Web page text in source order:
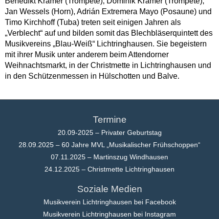
Jan Wessels (Horn), Adrián Extremera Mayo (Posaune) und
Timo Kirchhoff (Tuba) treten seit einigen Jahren als
„Verblecht“ auf und bilden somit das Blechbläserquintett des
Musikvereins „Blau-Weiß“ Lichtringhausen. Sie begeistern
mit ihrer Musik unter anderem beim Attendorner
Weihnachtsmarkt, in der Christmette in Lichtringhausen und
in den Schützenmessen in Hülschotten und Balve.
Termine
20.09-2025 – Privater Geburtstag
28.09.2025 – 60 Jahre MVL „Musikalischer Frühschoppen“
07.11.2025 – Martinszug Windhausen
24.12.2025 – Christmette Lichtringhausen
Soziale Medien
Musikverein Lichtringhausen bei Facebook
Musikverein Lichtringhausen bei Instagram